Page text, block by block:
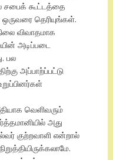
சபைக் கூட்டத்தை
தெரியுங்கள்.
விவாதமாக
அடிப்படை
பல
அப்பாற்ப்பட்டு
வெளிவரும்
அது
குற்றவாளி என்றால்